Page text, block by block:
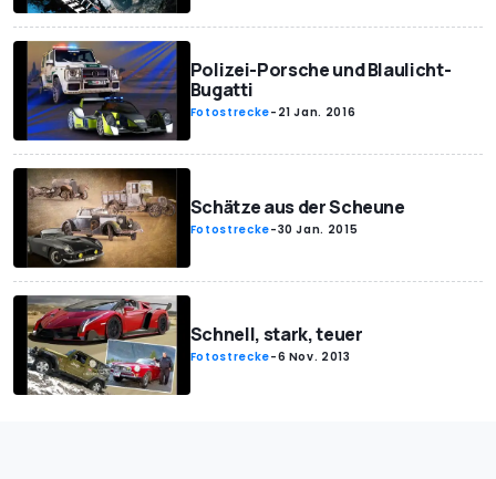
Polizei-Porsche und Blaulicht-
Bugatti
Fotostrecke- 21 Jan. 2016
Schätze aus der Scheune
Fotostrecke-30 Jan. 2015
Schnell, stark, teuer
Fotostrecke-6 Nov. 2013